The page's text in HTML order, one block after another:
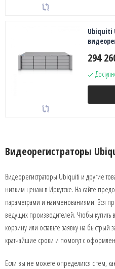
Ubiquiti
294
Видеорегистраторы
Видеорегистраторы Ubiquiti и другие
низким ценам в Иркутске. На сайте
параметрами и наименованиями. Вся
ведущих производителей. Чтобы
корзину или оставьте заявку на
кратчайшие сроки и помогут с
Если вы не можете определится с тем,